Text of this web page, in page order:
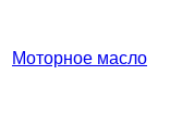
Моторное масло